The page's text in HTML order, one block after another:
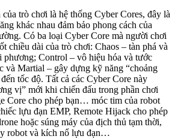
trò chơi là hệ thống Cyber Cores, đây là
khác nhau đảm bảo phong cách của
Có ba loại Cyber Core mà người chơi
chiều dài của trò chơi: Chaos – tàn phá và
phương; Control – vô hiệu hóa và tước
và Martial – gây dựng kỹ năng “choảng
tốc độ. Tất cả các Cyber Core này
vị” mới khi chiến đấu trong phần chơi
Core cho phép bạn… móc tim của robot
lựu đạn EMP, Remote Hijack cho phép
hoặc súng máy của địch thủ tạm thời,
robot và kích nổ lựu đạn…